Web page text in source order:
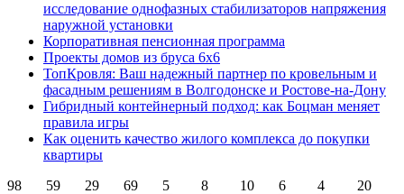
исследование однофазных стабилизаторов напряжения
наружной установки
Корпоративная пенсионная программа
Проекты домов из бруса 6х6
ТопКровля: Ваш надежный партнер по кровельным и
фасадным решениям в Волгодонске и Ростове-на-Дону
Гибридный контейнерный подход: как Боцман меняет
правила игры
Как оценить качество жилого комплекса до покупки
квартиры
98
59 29 69 5 8 10 6 4 20